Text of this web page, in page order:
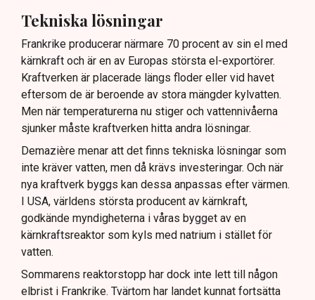
Tekniska lösningar
Frankrike producerar närmare 70 procent av sin el med
kärnkraft och är en av Europas största el-exportörer.
Kraftverken är placerade längs floder eller vid havet
eftersom de är beroende av stora mängder kylvatten.
Men när temperaturerna nu stiger och vattennivåerna
sjunker måste kraftverken hitta andra lösningar.
Demazière menar att det finns tekniska lösningar som
inte kräver vatten, men då krävs investeringar. Och när
nya kraftverk byggs kan dessa anpassas efter värmen.
I USA, världens största producent av kärnkraft,
godkände myndigheterna i våras bygget av en
kärnkraftsreaktor som kyls med natrium i stället för
vatten.
Sommarens reaktorstopp har dock inte lett till någon
elbrist i Frankrike. Tvärtom har landet kunnat fortsätta